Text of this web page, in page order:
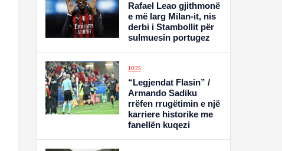
Rafael Leao gjithmonë
e më larg Milan-it, nis
derbi i Stambollit për
sulmuesin portugez
10:25
“Legjendat Flasin” /
Armando Sadiku
rrëfen rrugëtimin e një
karriere historike me
fanellën kuqezi